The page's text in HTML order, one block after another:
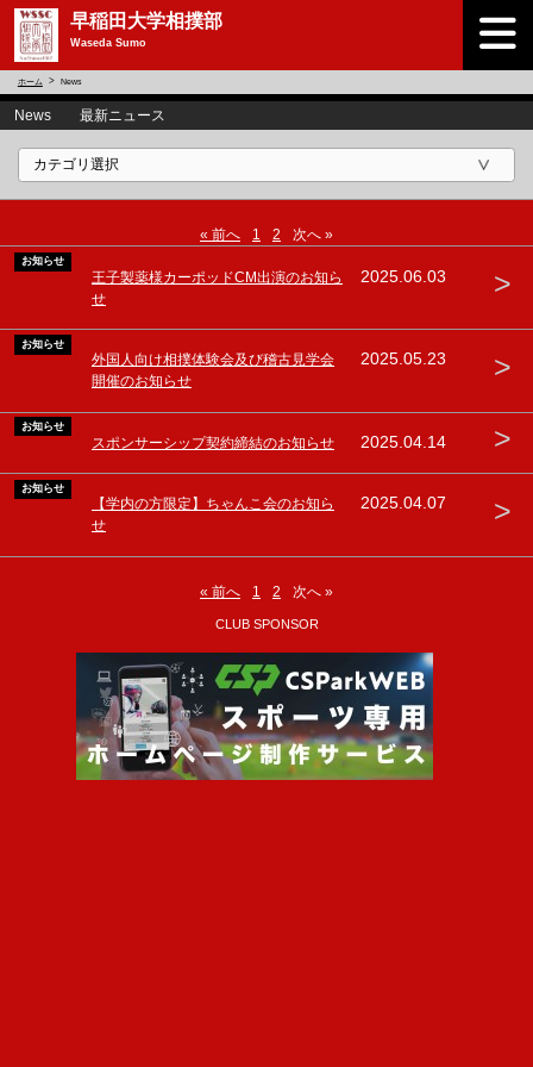
早稲田大学相撲部
Waseda Sumo
ホーム News
News 最新ニュース
« 前へ 1 2 次へ »
お知らせ
王子製薬様カーポッドCM出演のお知ら
せ
2025.06.03 >
お知らせ
外国人向け相撲体験会及び稽古見学会
開催のお知らせ
2025.05.23 >
お知らせ
スポンサーシップ契約締結のお知らせ 2025.04.14 >
お知らせ
【学内の方限定】ちゃんこ会のお知ら
せ
2025.04.07 >
« 前へ 1 2 次へ »
CLUB SPONSOR